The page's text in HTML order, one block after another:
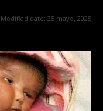
Modified date: 25 mayo, 2025